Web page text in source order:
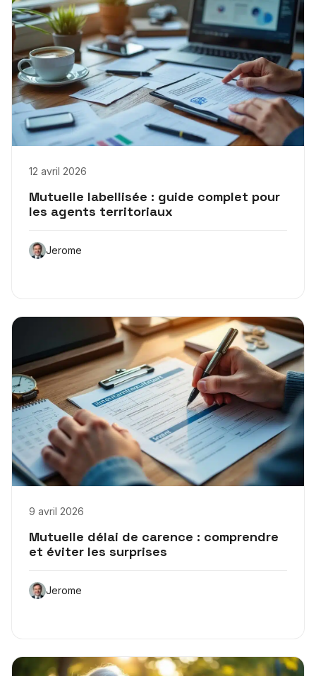
12 avril 2026
Mutuelle labellisée : guide complet pour
les agents territoriaux
Jerome
9 avril 2026
Mutuelle délai de carence : comprendre
et éviter les surprises
Jerome